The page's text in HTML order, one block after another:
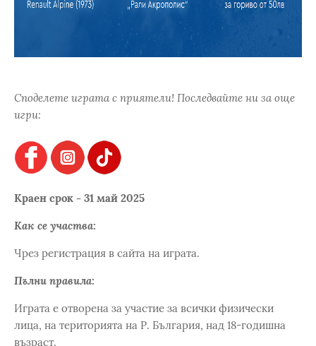
Споделете играта с приятели! Последвайте ни за още
игри:
Краен срок - 31 май 2025
Как се участва:
Чрез регистрация в сайта на играта.
Пълни правила:
Играта е отворена за участие за всички физически
лица, на територията на Р. България, над 18-годишна
възраст.